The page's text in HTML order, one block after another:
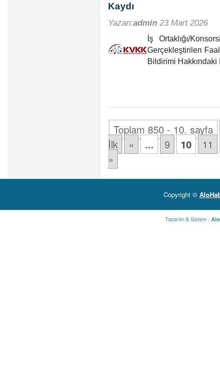
Kaydı
Yazan:admin 23 Mart 2026
İş Ortaklığı/
Gerçekleştirilen
Bildirimi
Toplam 850 - 10. sayfa
İlk
« ... 9 10
11
»
Copyright ©
Tasarim & Sistem :